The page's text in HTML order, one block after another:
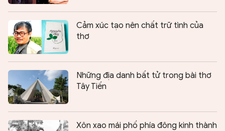
Cảm xúc tạo nên chất trữ tình của
thơ
Những địa danh bất tử trong bài thơ
Tây Tiến
Xôn xao mái phố phía đông kinh thành